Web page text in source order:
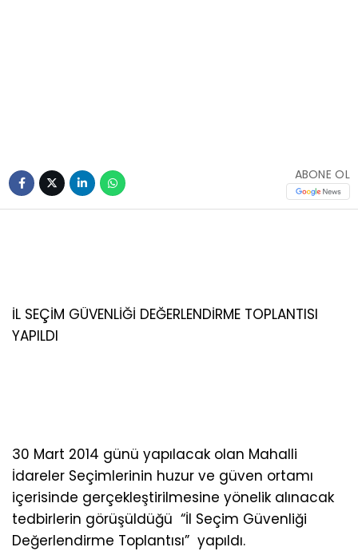
ABONE OL
İL SEÇİM GÜVENLİĞİ DEĞERLENDİRME TOPLANTISI
YAPILDI
30 Mart 2014 günü yapılacak olan Mahalli
İdareler Seçimlerinin huzur ve güven ortamı
içerisinde gerçekleştirilmesine yönelik alınacak
tedbirlerin görüşüldüğü “İl Seçim Güvenliği
Değerlendirme Toplantısı” yapıldı.